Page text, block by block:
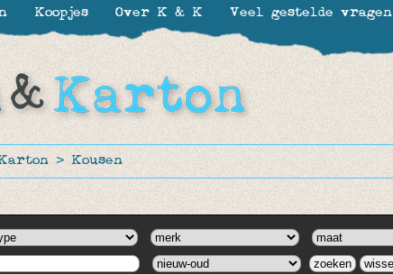
> Kousen
Koopjes Over K & K Veel gestelde vragen